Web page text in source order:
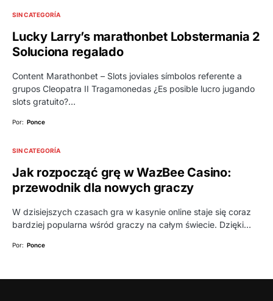
SIN CATEGORÍA
Lucky Larry’s marathonbet Lobstermania 2
Soluciona regalado
Content Marathonbet – Slots joviales símbolos referente a
grupos Cleopatra II Tragamonedas ¿Es posible lucro jugando
slots gratuito?…
Por: Ponce
SIN CATEGORÍA
Jak rozpocząć grę w WazBee Casino:
przewodnik dla nowych graczy
W dzisiejszych czasach gra w kasynie online staje się coraz
bardziej popularna wśród graczy na całym świecie. Dzięki…
Por: Ponce